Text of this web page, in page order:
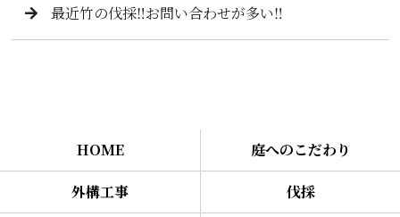
最近竹の伐採‼️お問い合わせが多い‼️
HOME 庭へのこだわり
外構工事 伐採